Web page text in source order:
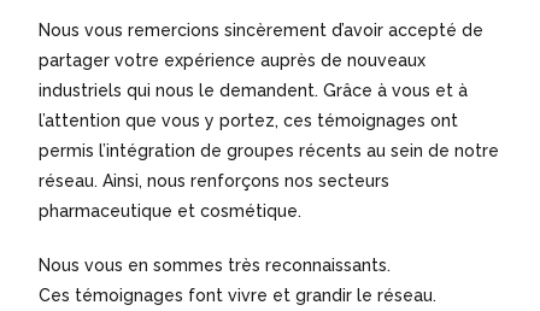
Nous vous remercions sincèrement d’avoir accepté de
partager votre expérience auprès de nouveaux
industriels qui nous le demandent. Grâce à vous et à
l’attention que vous y portez, ces témoignages ont
permis l’intégration de groupes récents au sein de notre
réseau. Ainsi, nous renforçons nos secteurs
pharmaceutique et cosmétique.
Nous vous en sommes très reconnaissants.
Ces témoignages font vivre et grandir le réseau.